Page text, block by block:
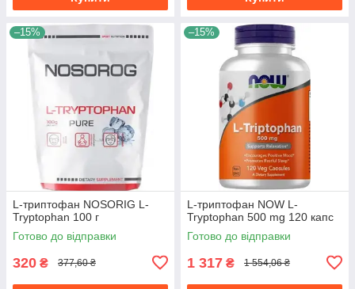
–15%
L-триптофан NOSORIG L-
Tryptophan 100 г
Готово до відправки
320 ₴ 377,60 ₴
–15%
L-триптофан NOW L-
Tryptophan 500 mg 120 капс
Готово до відправки
1 317 ₴ 1 554,06 ₴